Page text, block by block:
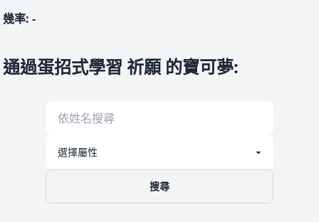
幾率: -
通過蛋招式學習 祈願 的寶可夢:
搜尋